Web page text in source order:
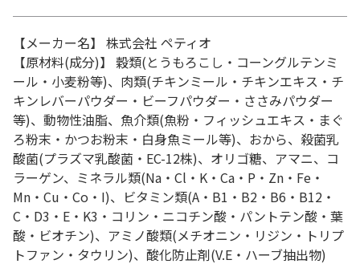
【メーカー名】 株式会社 ペティオ
【原材料(成分)】 穀類(とうもろこし・コーングルテンミ
ール・小麦粉等)、肉類(チキンミール・チキンエキス・チ
キンレバーパウダー・ビーフパウダー・ささみパウダー
等)、動物性油脂、魚介類(魚粉・フィッシュエキス・まぐ
ろ粉末・かつお粉末・白身魚ミール等)、おから、殺菌乳
酸菌(プラズマ乳酸菌・EC-12株)、オリゴ糖、アマニ、コ
ラーゲン、ミネラル類(Na・Cl・K・Ca・P・Zn・Fe・
Mn・Cu・Co・I)、ビタミン類(A・B1・B2・B6・B12・
C・D3・E・K3・コリン・ニコチン酸・パントテン酸・葉
酸・ビオチン)、アミノ酸類(メチオニン・リジン・トリプ
トファン・タウリン)、酸化防止剤(V.E・ハーブ抽出物)